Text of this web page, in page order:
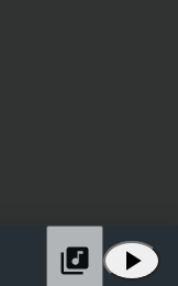
play_arrow
library_music